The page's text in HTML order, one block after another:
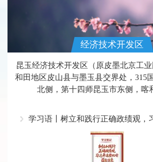
经济技术开发区
昆玉经济技术开发区（原皮墨北京工
和田地区皮山县与墨玉县交界处，315
北侧，第十四师昆玉市东侧，喀